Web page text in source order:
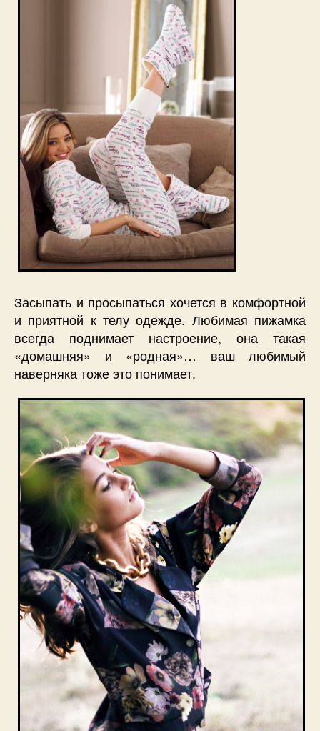
Засыпать и просыпаться хочется в комфортной
и приятной к телу одежде. Любимая пижамка
всегда поднимает настроение, она такая
«домашняя» и «родная»… ваш любимый
наверняка тоже это понимает.